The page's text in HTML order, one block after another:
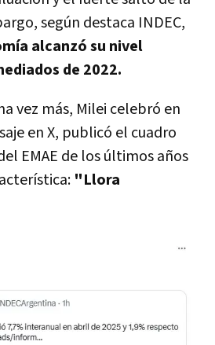
según destaca INDEC,
alcanzó su nivel
de 2022.
vez más, Milei celebró en
en X, publicó el cuadro
EMAE de los últimos años
"Llora